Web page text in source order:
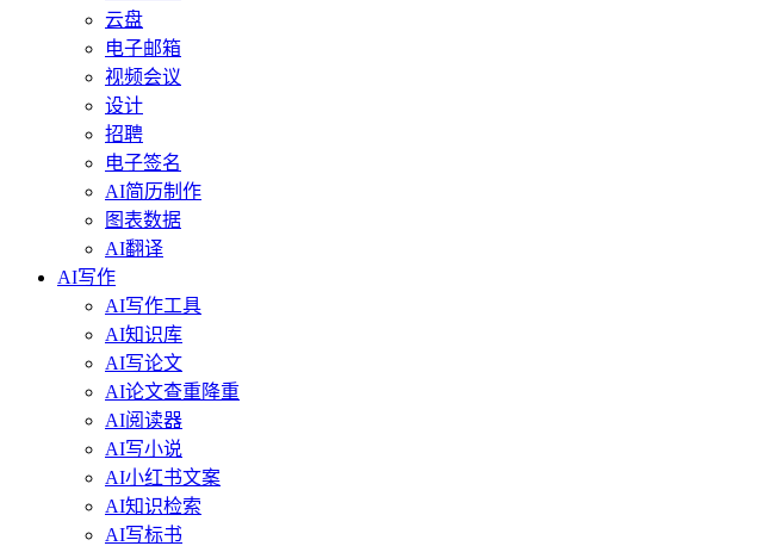
云盘
电子邮箱
视频会议
设计
招聘
电子签名
AI简历制作
图表数据
AI翻译
AI写作
AI写作工具
AI知识库
AI写论文
AI论文查重降重
AI阅读器
AI写小说
AI小红书文案
AI知识检索
AI写标书